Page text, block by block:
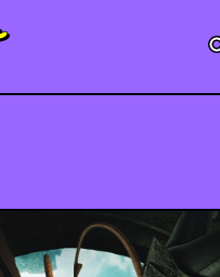
MUSIQUE